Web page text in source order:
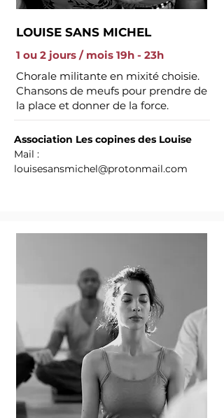
LOUISE SANS MICHEL
1 ou 2 jours / mois 19h - 23h
Chorale militante en mixité choisie.
Chansons de meufs pour prendre de
la place et donner de la force.
Association Les copines des Louise
Mail :
louisesansmichel@protonmail.com